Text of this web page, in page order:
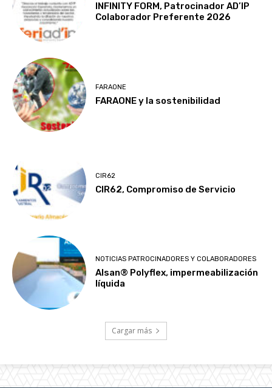
INFINITY FORM, Patrocinador AD’IP
Colaborador Preferente 2026
FARAONE
FARAONE y la sostenibilidad
CIR62
CIR62, Compromiso de Servicio
NOTICIAS PATROCINADORES Y COLABORADORES
Alsan® Polyflex, impermeabilización
líquida
Cargar más